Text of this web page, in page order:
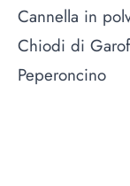
Cannella in
Chiodi di
Peperoncino